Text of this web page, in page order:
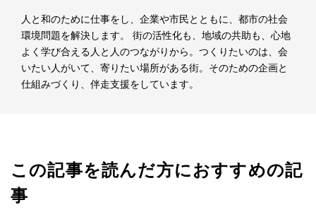
人と和のために仕事をし、企業や市民とともに、都市の社会
環境問題を解決します。 街の活性化も、地域の共助も、心地
よく学び合える人と人のつながりから。つくりたいのは、会
いたい人がいて、寄りたい場所がある街。そのための企画と
仕組みづくり、伴走支援をしています。
この記事を読んだ方におすすめの記
事